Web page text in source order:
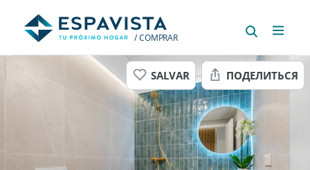
/ COMPRAR
SALVAR ПОДЕЛИТЬСЯ